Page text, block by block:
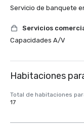
Servicio de banquete
Servicios
Capacidades A/V
Habitaciones
Total de habitaciones
17